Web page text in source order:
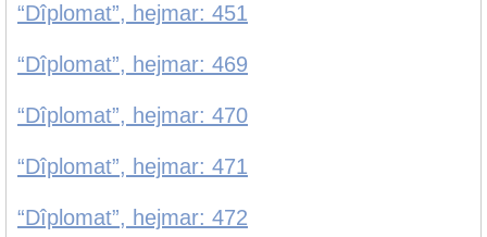
“Dîplomat”, hejmar: 451
“Dîplomat”, hejmar: 469
“Dîplomat”, hejmar: 470
“Dîplomat”, hejmar: 471
“Dîplomat”, hejmar: 472